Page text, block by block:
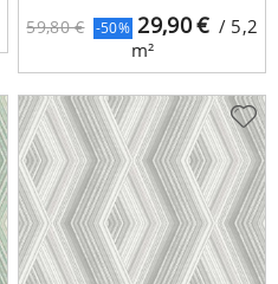
59,80 € -50% 29,90€ / 5,2
m²